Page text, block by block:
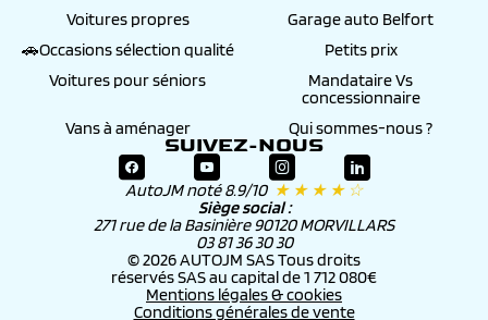
Voitures propres
Garage auto Belfort
🚗Occasions sélection qualité
Petits prix
Voitures pour séniors
Mandataire Vs
concessionnaire
Vans à aménager
Qui sommes-nous ?
SUIVEZ-NOUS
AutoJM noté 8.9/10 ★ ★ ★ ★ ☆
Siège social :
271 rue de la Basinière 90120 MORVILLARS
03 81 36 30 30
© 2026 AUTOJM SAS Tous droits
réservés SAS au capital de 1 712 080€
Mentions légales & cookies
Conditions générales de vente